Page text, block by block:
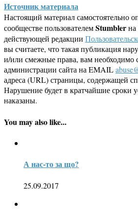
Источник материала
Настоящий материал самостоятельно
сообществе пользователемStumblerна
действующей редакции
вы считаете, что такая публикация
и/или смежные права, вам необходимо
администрации сайта на EMAIL
адреса (URL) страницы, содержащей
Нарушение будет в кратчайшие сроки
наказаны.
You may also like...
А нас-то за що?
25.09.2017